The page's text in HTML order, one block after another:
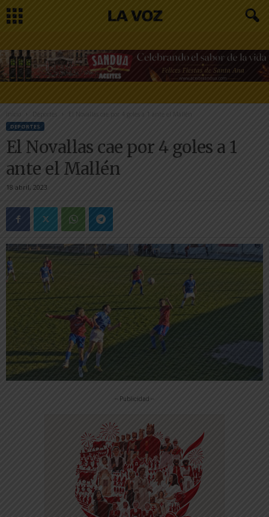
Inicio El Novallas cae por 4 goles a 1 ante el Mallén
DEPORTES
El Novallas cae por 4 goles a 1
ante el Mallén
18 abril, 2023
-- Publicidad --